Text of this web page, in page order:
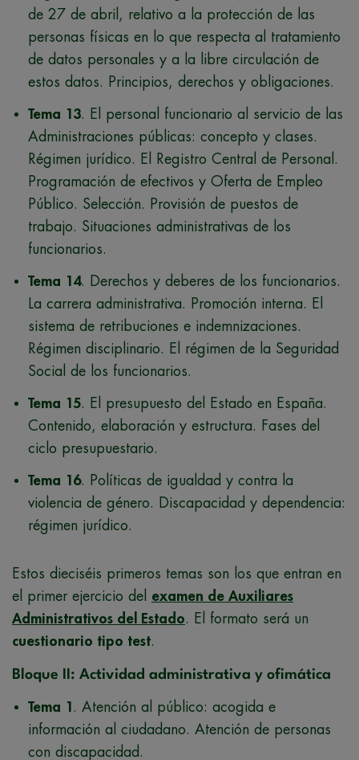
de 27 de abril, relativo a la protección de las
personas físicas en lo que respecta al tratamiento
de datos personales y a la libre circulación de
estos datos. Principios, derechos y obligaciones.
Tema 13 . El personal funcionario al servicio de las
Administraciones públicas: concepto y clases.
Régimen jurídico. El Registro Central de Personal.
Programación de efectivos y Oferta de Empleo
Público. Selección. Provisión de puestos de
trabajo. Situaciones administrativas de los
funcionarios.
Tema 14. Derechos y deberes de los funcionarios.
La carrera administrativa. Promoción interna. El
sistema de retribuciones e indemnizaciones.
Régimen disciplinario. El régimen de la Seguridad
Social de los funcionarios.
Tema 15 . El presupuesto del Estado en España.
Contenido, elaboración y estructura. Fases del
ciclo presupuestario.
Tema 16. Políticas de igualdad y contra la
violencia de género. Discapacidad y dependencia:
régimen jurídico.
Estos dieciséis primeros temas son los que entran en
el primer ejercicio del examen de Auxiliares
Administrativos del Estado . El formato será un
cuestionario tipo test
Bloque II: Actividad administrativa y ofimática
Tema 1
. Atención al público: acogida e
información al ciudadano. Atención de personas
con discapacidad.